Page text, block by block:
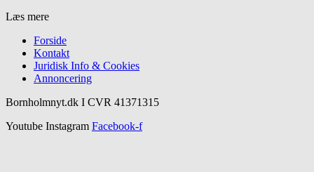
Læs mere
Forside
Kontakt
Juridisk Info & Cookies​
Annoncering
Bornholmnyt.dk I CVR 41371315
Youtube Instagram Facebook-f